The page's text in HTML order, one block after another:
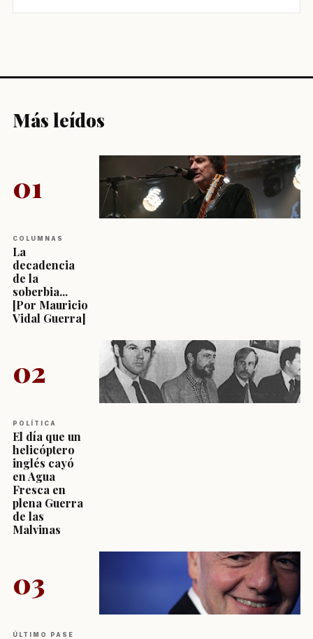
Más leídos
01
COLUMNAS
La
decadencia
de la
soberbia...
[Por Mauricio
Vidal Guerra]
02
POLÍTICA
El día que un
helicóptero
inglés cayó
en Agua
Fresca en
plena Guerra
de las
Malvinas
03
ÚLTIMO PASE